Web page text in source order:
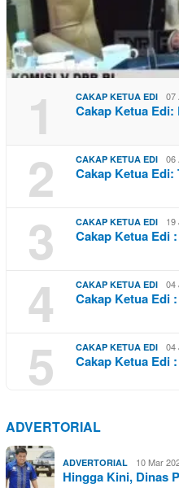
1 CAKAP KETUA EDI 07
Cakap Ketua
2 CAKAP KETUA EDI 06
Cakap Ketua
3 CAKAP KETUA EDI 19
Cakap Ketua Edi
4 CAKAP KETUA EDI 04
Cakap Ketua Edi
5 CAKAP KETUA EDI 04
Cakap Ketua Edi
ADVERTORIAL
ADVERTORIAL 10 Mar
Hingga Kini, Dinas